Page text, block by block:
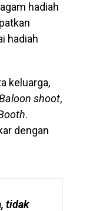
hadiah
hadiah
keluarga,
shoot,
.
dengan
tidak